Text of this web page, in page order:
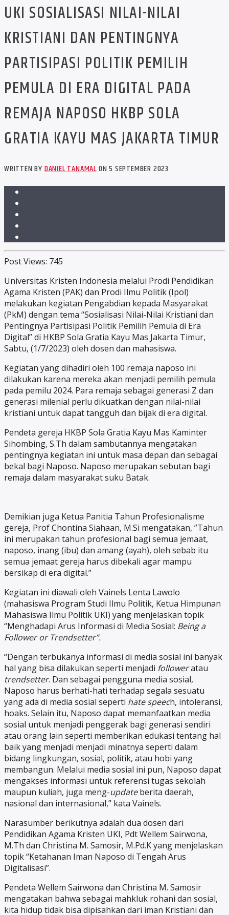
UKI SOSIALISASI NILAI-NILAI
KRISTIANI DAN PENTINGNYA
PARTISIPASI POLITIK PEMILIH
PEMULA DI ERA DIGITAL PADA
REMAJA NAPOSO HKBP SOLA
GRATIA KAYU MAS JAKARTA TIMUR
WRITTEN BYDANIEL TANAMALON 5 SEPTEMBER 2023
Post Views: 745
Universitas Kristen Indonesia melalui Prodi Pendidikan
Agama Kristen (PAK) dan Prodi Ilmu Politik (Ipol)
melakukan kegiatan Pengabdian kepada Masyarakat
(PkM) dengan tema “Sosialisasi Nilai-Nilai Kristiani dan
Pentingnya Partisipasi Politik Pemilih Pemula di Era
Digital” di HKBP Sola Gratia Kayu Mas Jakarta Timur,
Sabtu, (1/7/2023) oleh dosen dan mahasiswa.
Kegiatan yang dihadiri oleh 100 remaja naposo ini
dilakukan karena mereka akan menjadi pemilih pemula
pada pemilu 2024. Para remaja sebagai generasi Z dan
generasi milenial perlu dikuatkan dengan nilai-nilai
kristiani untuk dapat tangguh dan bijak di era digital.
Pendeta gereja HKBP Sola Gratia Kayu Mas Kaminter
Sihombing, S.Th dalam sambutannya mengatakan
pentingnya kegiatan ini untuk masa depan dan sebagai
bekal bagi Naposo. Naposo merupakan sebutan bagi
remaja dalam masyarakat suku Batak.
Demikian juga Ketua Panitia Tahun Profesionalisme
gereja, Prof Chontina Siahaan, M.Si mengatakan, ”Tahun
ini merupakan tahun profesional bagi semua jemaat,
naposo, inang (ibu) dan amang (ayah), oleh sebab itu
semua jemaat gereja harus dibekali agar mampu
bersikap di era digital.”
Kegiatan ini diawali oleh Vainels Lenta Lawolo
(mahasiswa Program Studi Ilmu Politik, Ketua Himpunan
Mahasiswa Ilmu Politik UKI) yang menjelaskan topik
“Menghadapi Arus Informasi di Media Sosial: Being a
Follower or Trendsetter”.
“Dengan terbukanya informasi di media sosial ini banyak
hal yang bisa dilakukan seperti menjadi followeratau
trendsetter. Dan sebagai pengguna media sosial,
Naposo harus berhati-hati terhadap segala sesuatu
yang ada di media sosial seperti hate speech, intoleransi,
hoaks. Selain itu, Naposo dapat memanfaatkan media
sosial untuk menjadi penggerak bagi generasi sendiri
atau orang lain seperti memberikan edukasi tentang hal
baik yang menjadi menjadi minatnya seperti dalam
bidang lingkungan, sosial, politik, atau hobi yang
membangun. Melalui media sosial ini pun, Naposo dapat
mengakses informasi untuk referensi tugas sekolah
maupun kuliah, juga meng-updateberita daerah,
nasional dan internasional,” kata Vainels.
Narasumber berikutnya adalah dua dosen dari
Pendidikan Agama Kristen UKI, Pdt Wellem Sairwona,
M.Th dan Christina M. Samosir, M.Pd.K yang menjelaskan
topik “Ketahanan Iman Naposo di Tengah Arus
Digitalisasi”.
Pendeta Wellem Sairwona dan Christina M. Samosir
mengatakan bahwa sebagai mahkluk rohani dan sosial,
kita hidup tidak bisa dipisahkan dari iman Kristiani dan